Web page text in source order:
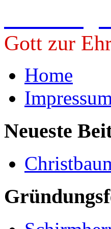
Gott zur
Home
Neueste